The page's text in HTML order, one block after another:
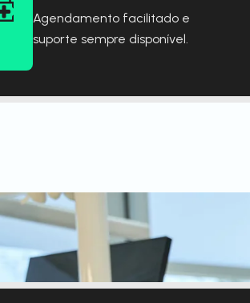
Agendamento facilitado e
suporte sempre disponível.